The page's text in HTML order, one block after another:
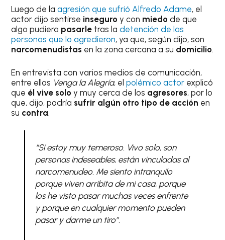
Luego de laagresión que sufrió Alfredo Adame, el
actor dijo sentirse inseguroy con miedode que
algo pudiera pasarle tras ladetención de las
personas que lo agredieron, ya que, según dijo, son
narcomenudistas en la zona cercana a su domicilio.
En entrevista con varios medios de comunicación,
entre ellos Venga la Alegría, elpolémico actor explicó
que él vive solo y muy cerca de los agresores, por lo
que, dijo, podría sufrir algún otro tipo de acción en
su contra.
“Sí estoy muy temeroso. Vivo solo, son
personas indeseables, están vinculadas al
narcomenudeo. Me siento intranquilo
porque viven arribita de mi casa, porque
los he visto pasar muchas veces enfrente
y porque en cualquier momento pueden
pasar y darme un tiro”.